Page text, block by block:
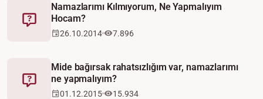
Fetva
Namazlarımı Kılmıyorum, Ne Yapmalıyım
Hocam?
26.10.2014 7.896
Fetva
Mide bağırsak rahatsızlığım var, namazlarımı
ne yapmalıyım?
01.12.2015 15.934